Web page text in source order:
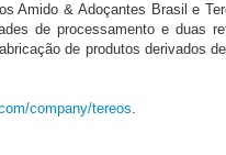
Amido & Adoçantes Brasil e
de processamento e duas
de produtos derivados
company/tereos.